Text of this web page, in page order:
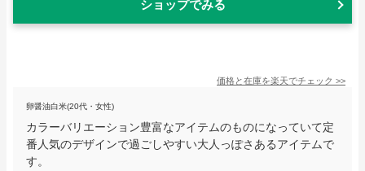
ショップでみる
価格と在庫を楽天でチェック >>
卵醤油白米(20代・女性)
カラーバリエーション豊富なアイテムのものになっていて定
番人気のデザインで過ごしやすい大人っぽさあるアイテムで
す。